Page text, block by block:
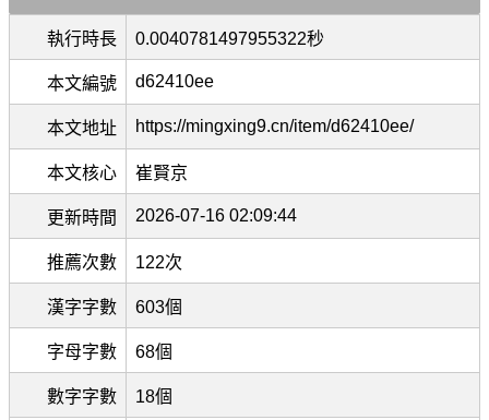
執行時長 0.0040781497955322秒
本文編號 d62410ee
本文地址 https://mingxing9.cn/item/d62410ee/
本文核心 崔賢京
更新時間 2026-07-16 02:09:44
推薦次數 122次
漢字字數 603個
字母字數 68個
數字字數 18個